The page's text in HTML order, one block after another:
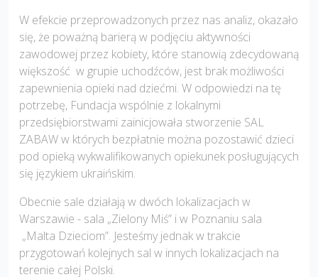
W efekcie przeprowadzonych przez nas analiz, okazało
się, że poważną barierą w podjęciu aktywności
zawodowej przez kobiety, które stanowią zdecydowaną
większość w grupie uchodźców, jest brak możliwości
zapewnienia opieki nad dziećmi. W odpowiedzi na tę
potrzebę, Fundacja wspólnie z lokalnymi
przedsiębiorstwami zainicjowała stworzenie SAL
ZABAW w których bezpłatnie można pozostawić dzieci
pod opieką wykwalifikowanych opiekunek posługujących
się językiem ukraińskim.
Obecnie sale działają w dwóch lokalizacjach w
Warszawie - sala „Zielony Miś” i w Poznaniu sala
„Malta Dzieciom”. Jesteśmy jednak w trakcie
przygotowań kolejnych sal w innych lokalizacjach na
terenie całej Polski.